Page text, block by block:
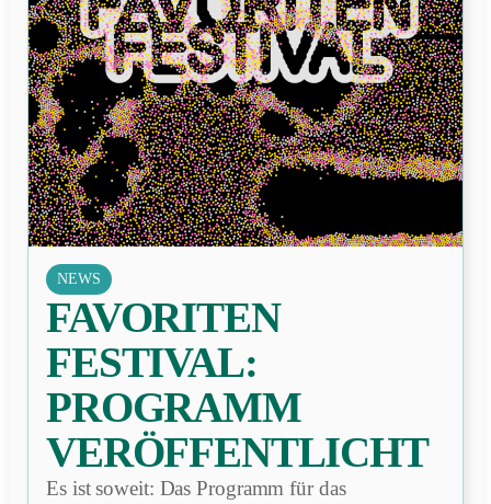
NEWS
FAVORITEN
FESTIVAL:
PROGRAMM
VERÖFFENTLICHT
Es ist soweit: Das Programm für das